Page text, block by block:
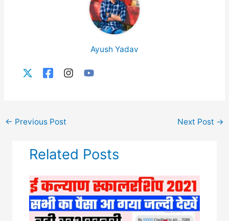
Ayush Yadav
← Previous Post Next Post →
Related Posts